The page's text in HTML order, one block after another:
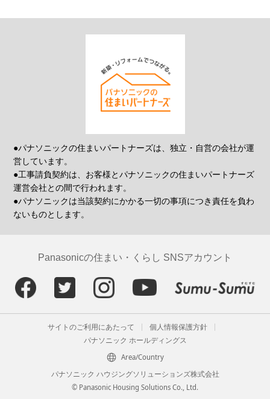
●パナソニックの住まいパートナーズは、独立・自営の会社が運
営しています。
●工事請負契約は、お客様とパナソニックの住まいパートナーズ
運営会社との間で行われます。
●パナソニックは当該契約にかかる一切の事項につき責任を負わ
ないものとします。
Panasonicの住まい・くらし SNSアカウント
サイトのご利用にあたって
個人情報保護方針
パナソニック ホールディングス
Area/Country
パナソニック ハウジングソリューションズ株式会社
© Panasonic Housing Solutions Co., Ltd.